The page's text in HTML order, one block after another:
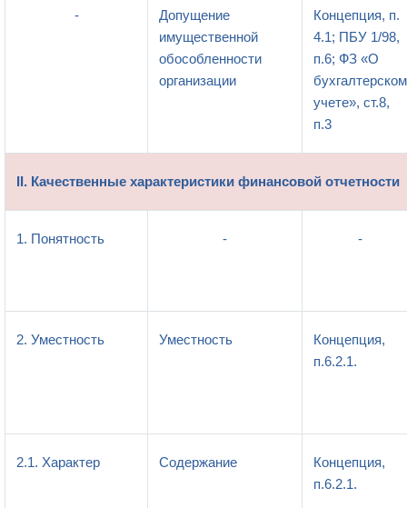
-
Допущение
имущественной
обособленности
организации
Концепция, п.
4.1; ПБУ 1/98,
п.6; ФЗ «О
бухгалтерском
учете», ст.8,
п.3
II. Качественные характеристики финансовой отчетности
1. Понятность - -
2. Уместность Уместность
Концепция,
п.6.2.1.
2.1. Характер Содержание
Концепция,
п.6.2.1.